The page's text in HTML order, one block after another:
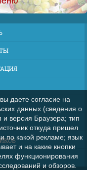
даете согласие на
данных (сведения о
версия Браузера; тип
откуда пришел
по какой рекламе; язык
и на какие кнопки
функционирования
и обзоров.